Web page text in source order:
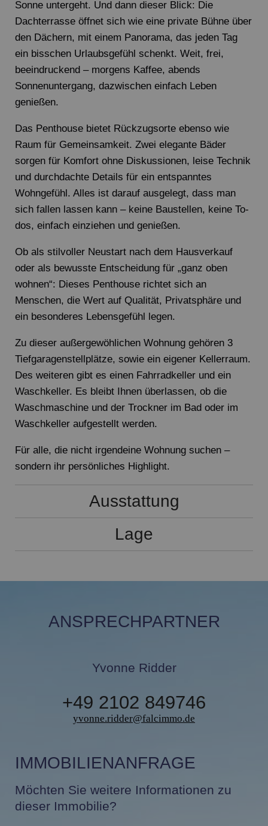
Sonne untergeht. Und dann dieser Blick: Die
Dachterrasse öffnet sich wie eine private Bühne über
den Dächern, mit einem Panorama, das jeden Tag
ein bisschen Urlaubsgefühl schenkt. Weit, frei,
beeindruckend – morgens Kaffee, abends
Sonnenuntergang, dazwischen einfach Leben
genießen.
Das Penthouse bietet Rückzugsorte ebenso wie
Raum für Gemeinsamkeit. Zwei elegante Bäder
sorgen für Komfort ohne Diskussionen, leise Technik
und durchdachte Details für ein entspanntes
Wohngefühl. Alles ist darauf ausgelegt, dass man
sich fallen lassen kann – keine Baustellen, keine To-
dos, einfach einziehen und genießen.
Ob als stilvoller Neustart nach dem Hausverkauf
oder als bewusste Entscheidung für „ganz oben
wohnen“: Dieses Penthouse richtet sich an
Menschen, die Wert auf Qualität, Privatsphäre und
ein besonderes Lebensgefühl legen.
Zu dieser außergewöhlichen Wohnung gehören 3
Tiefgaragenstellplätze, sowie ein eigener Kellerraum.
Des weiteren gibt es einen Fahrradkeller und ein
Waschkeller. Es bleibt Ihnen überlassen, ob die
Waschmaschine und der Trockner im Bad oder im
Waschkeller aufgestellt werden.
Für alle, die nicht irgendeine Wohnung suchen –
sondern ihr persönliches Highlight.
Ausstattung
Lage
ANSPRECHPARTNER
Yvonne Ridder
+49 2102 849746
yvonne.ridder@falcimmo.de
IMMOBILIENANFRAGE
Möchten Sie weitere Informationen zu
dieser Immobilie?